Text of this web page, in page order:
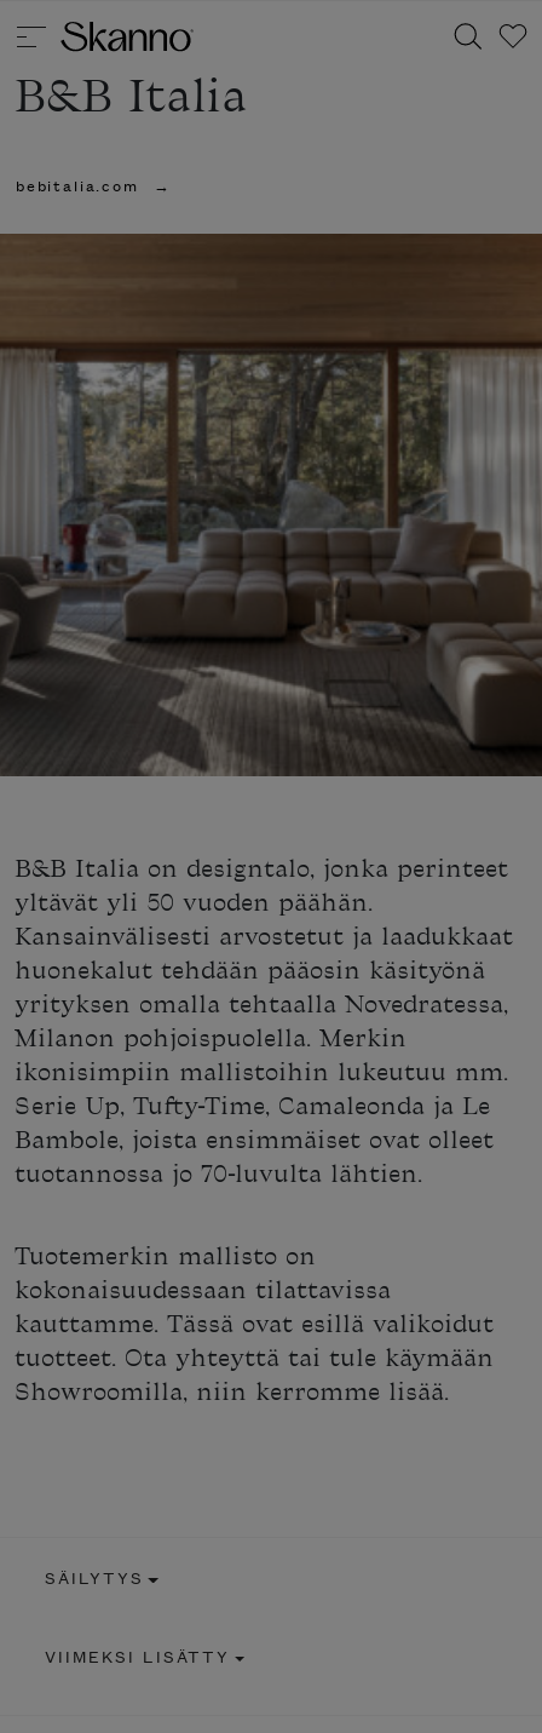
Haku
Type 2 or more characters for results.
B&B Italia
bebitalia.com
B&B Italia on designtalo, jonka perinteet
yltävät yli 50 vuoden päähän.
Kansainvälisesti arvostetut ja laadukkaat
huonekalut tehdään pääosin käsityönä
yrityksen omalla tehtaalla Novedratessa,
Milanon pohjoispuolella. Merkin
ikonisimpiin mallistoihin lukeutuu mm.
Serie Up, Tufty-Time, Camaleonda ja Le
Bambole, joista ensimmäiset ovat olleet
tuotannossa jo 70-luvulta lähtien.
Tuotemerkin mallisto on
kokonaisuudessaan tilattavissa
kauttamme. Tässä ovat esillä valikoidut
tuotteet. Ota yhteyttä tai tule käymään
Showroomilla, niin kerromme lisää.
SÄILYTYS
VIIMEKSI LISÄTTY